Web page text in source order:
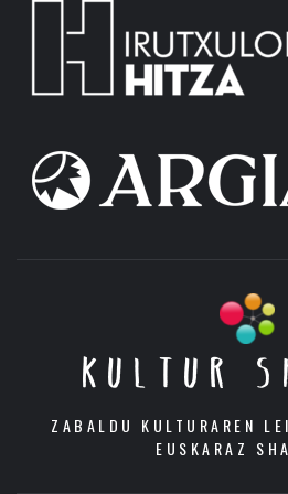
KULTUR
ZABALDU KULTURAREN
EUSKARAZ